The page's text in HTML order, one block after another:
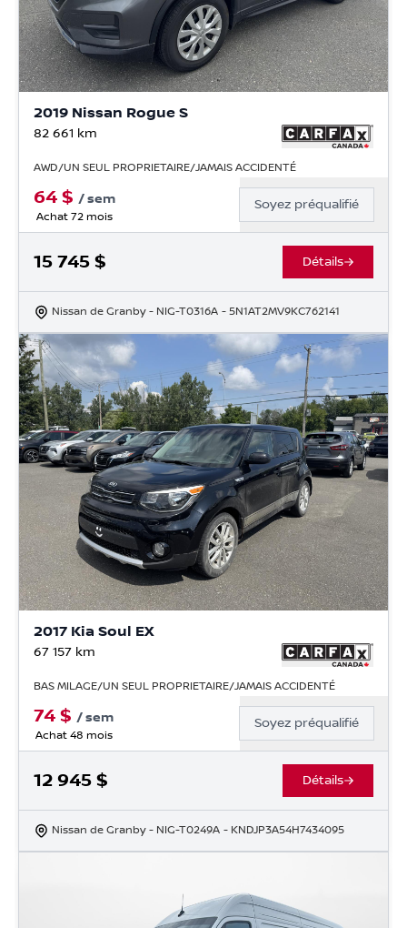
2019 Nissan Rogue S
82 661 km
AWD/UN SEUL PROPRIETAIRE/JAMAIS ACCIDENTÉ
64 $ /sem
Achat 72 mois
Soyez préqualifié
15 745 $ Détails
Nissan de Granby - NIG-T0316A - 5N1AT2MV9KC762141
2017 Kia Soul EX
67 157 km
BAS MILAGE/UN SEUL PROPRIETAIRE/JAMAIS ACCIDENTÉ
74 $ /sem
Achat 48 mois
Soyez préqualifié
12 945 $ Détails
Nissan de Granby - NIG-T0249A - KNDJP3A54H7434095